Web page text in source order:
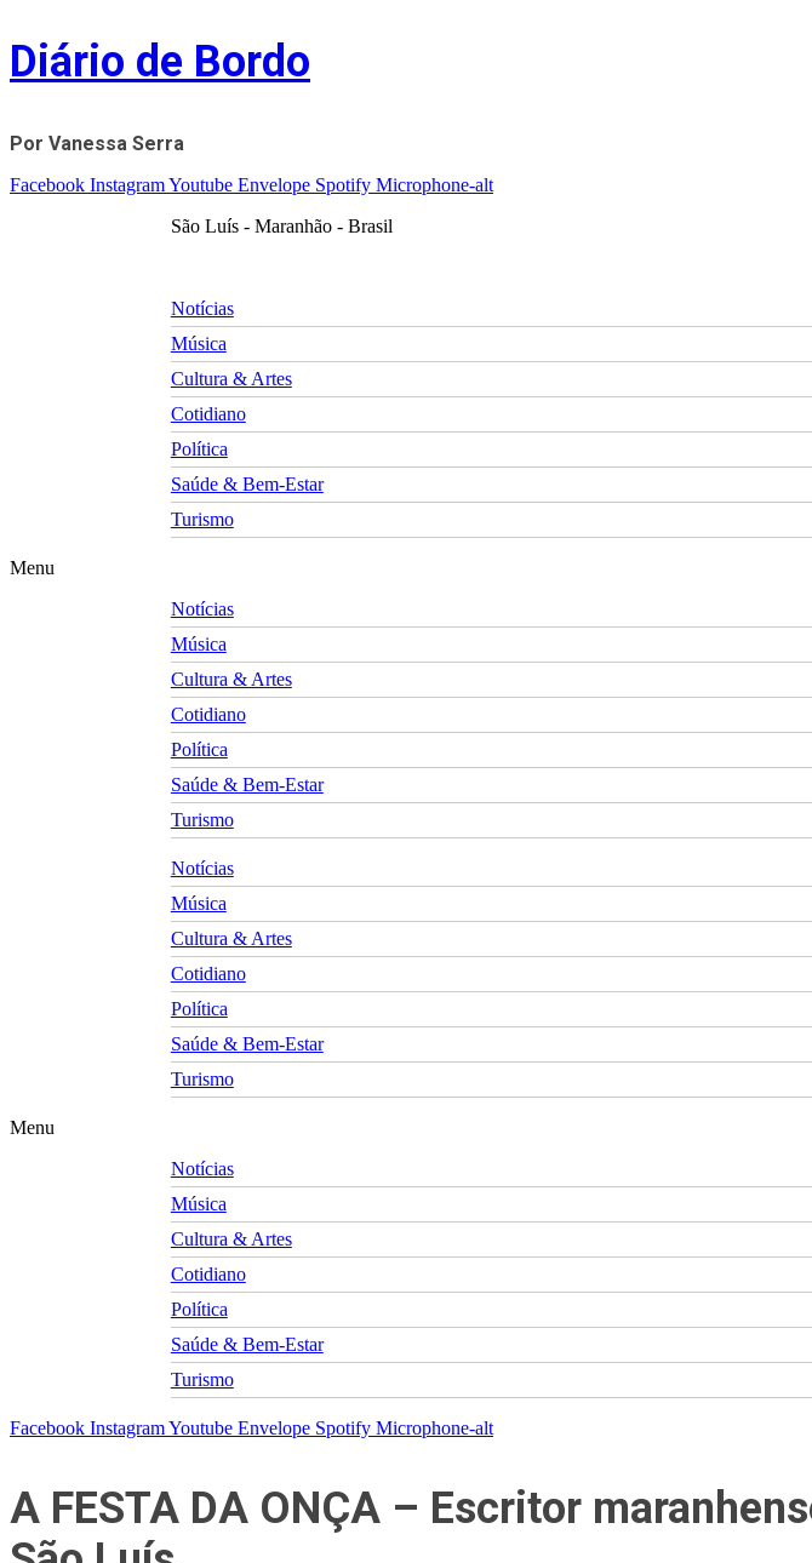
Skip
to
content
Diário de Bordo
Por Vanessa Serra
Facebook InstagramYoutube Envelope Spotify Microphone-alt
São Luís - Maranhão - Brasil
Notícias
Música
Cultura & Artes
Cotidiano
Política
Saúde & Bem-Estar
Turismo
Menu
Notícias
Música
Cultura & Artes
Cotidiano
Política
Saúde & Bem-Estar
Turismo
Notícias
Música
Cultura & Artes
Cotidiano
Política
Saúde & Bem-Estar
Turismo
Menu
Notícias
Música
Cultura & Artes
Cotidiano
Política
Saúde & Bem-Estar
Turismo
Facebook InstagramYoutube Envelope Spotify Microphone-alt
A FESTA DA ONÇA – Escritor